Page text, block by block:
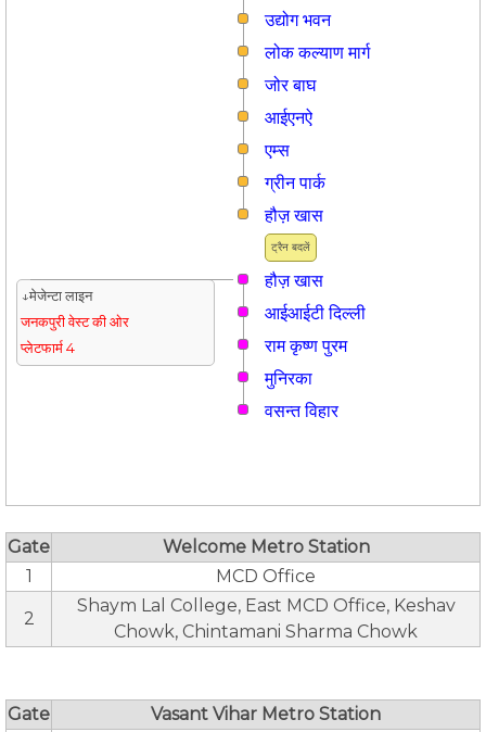
उद्योग भवन
लोक कल्याण मार्ग
जोर बाघ
आईएनऐ
एम्स
ग्रीन पार्क
ट्रैन बदलें
हौज़ खास
हौज़ खास
↓मेजेन्टा लाइन
जनकपुरी वेस्ट की ओर
प्लेटफार्म 4
आईआईटी दिल्ली
राम कृष्ण पुरम
मुनिरका
वसन्त विहार
Gate
Welcome Metro Station
1
MCD Office
2
Shaym Lal College, East MCD Office, Keshav
Chowk, Chintamani Sharma Chowk
Gate
Vasant Vihar Metro Station